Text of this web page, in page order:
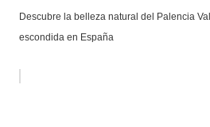
Descubre la belleza natural del Palencia
escondida en España